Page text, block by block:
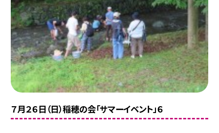
７月２６日（日）稲穂の会「サマーイベント」６